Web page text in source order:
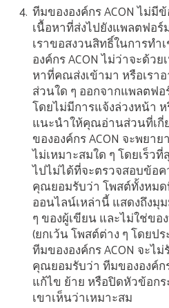
ทีมขององค์กร ACON ไม่
เนื้อหาที่ส่งไปยังแพลตฟอ
เราขอสงวนสิทธิ์ในการท
องค์กร ACON ไม่ว่าจะด้ว
หาที่คณส่งเข้ามา หรือเรา
ส่วนใด ๆ ออกจากแพลตฟ
โดยไม่มีการแจ้งล่วงหน้า
แนะนำให้คุณอ่านส่วนที่เกี่
ขององค์กร ACON จะพยา
ไม่เหมาะสมใด ๆ โดยเร็ว
ไปไม่ได้ที่จะตรวจสอบข้อ
คุณยอมรับว่า โพสต์ทั้งหม
ออนไลน์เหล่านี้ แสดงถึงมุ
ๆ ของผู้เขียน และไม่ใช่ขอ
(ยกเว้น โพสต์ต่าง ๆ โดย
ทีมขององค์กร ACON จะ
คุณยอมรับว่า ทีมขององค์ก
แก้ไข ย้าย หรือปิดหัวข้อก
เขาเห็นว่าเหมาะสม